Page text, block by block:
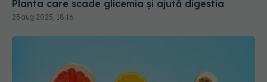
Planta care scade glicemia și ajută digestia
23 aug 2025, 18:16